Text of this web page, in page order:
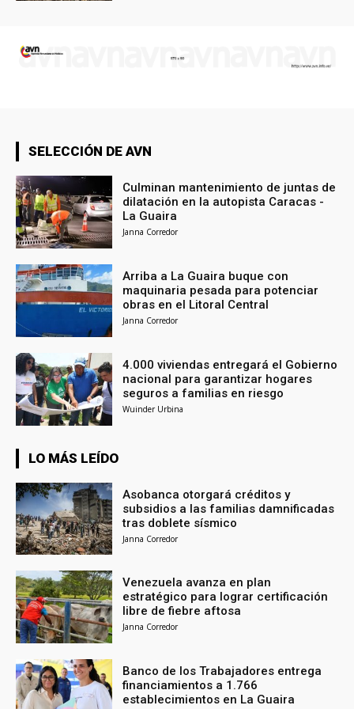
SELECCIÓN DE AVN
Culminan mantenimiento de juntas de
dilatación en la autopista Caracas -
La Guaira
Janna Corredor
Arriba a La Guaira buque con
maquinaria pesada para potenciar
obras en el Litoral Central
Janna Corredor
4.000 viviendas entregará el Gobierno
nacional para garantizar hogares
seguros a familias en riesgo
Wuinder Urbina
LO MÁS LEÍDO
Asobanca otorgará créditos y
subsidios a las familias damnificadas
tras doblete sísmico
Janna Corredor
Venezuela avanza en plan
estratégico para lograr certificación
libre de fiebre aftosa
Janna Corredor
Banco de los Trabajadores entrega
financiamientos a 1.766
establecimientos en La Guaira